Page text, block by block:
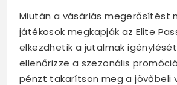
Miután a vásárlás megerősítést
játékosok megkapják az Elite
elkezdhetik a jutalmak
ellenőrizze a szezonális
pénzt takarítson meg a jövőbeli